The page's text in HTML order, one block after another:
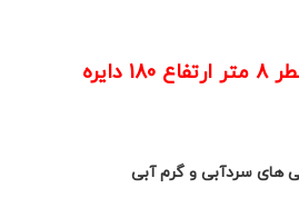
استخر پیش ساخته قطر 8 متر ارتفاع 180 دایره
های سردآبی و گرم آبی